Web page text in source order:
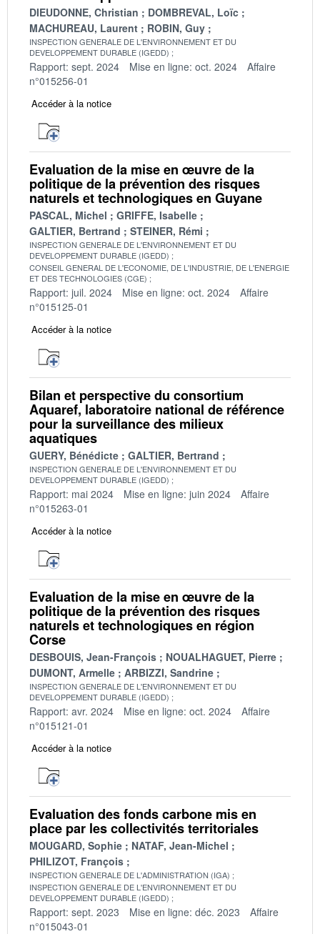
DIEUDONNE, Christian
DOMBREVAL, Loïc
MACHUREAU, Laurent
ROBIN, Guy
INSPECTION GENERALE DE L'ENVIRONNEMENT ET DU
DEVELOPPEMENT DURABLE (IGEDD)
Rapport: sept. 2024 Mise en ligne: oct. 2024
Affaire
n°015256-01
Accéder à la notice
Evaluation de la mise en œuvre de la
politique de la prévention des risques
naturels et technologiques en Guyane
PASCAL, Michel
GRIFFE, Isabelle
GALTIER, Bertrand
STEINER, Rémi
INSPECTION GENERALE DE L'ENVIRONNEMENT ET DU
DEVELOPPEMENT DURABLE (IGEDD)
CONSEIL GENERAL DE L'ECONOMIE, DE L'INDUSTRIE, DE L'ENERGIE
ET DES TECHNOLOGIES (CGE)
Rapport: juil. 2024 Mise en ligne: oct. 2024
Affaire
n°015125-01
Accéder à la notice
Bilan et perspective du consortium
Aquaref, laboratoire national de référence
pour la surveillance des milieux
aquatiques
GUERY, Bénédicte GALTIER, Bertrand
INSPECTION GENERALE DE L'ENVIRONNEMENT ET DU
DEVELOPPEMENT DURABLE (IGEDD)
Rapport: mai 2024 Mise en ligne: juin 2024
Affaire
n°015263-01
Accéder à la notice
Evaluation de la mise en œuvre de la
politique de la prévention des risques
naturels et technologiques en région
Corse
DESBOUIS, Jean-François
NOUALHAGUET, Pierre
DUMONT, Armelle
ARBIZZI, Sandrine
INSPECTION GENERALE DE L'ENVIRONNEMENT ET DU
DEVELOPPEMENT DURABLE (IGEDD)
Rapport: avr. 2024 Mise en ligne: oct. 2024
Affaire
n°015121-01
Accéder à la notice
Evaluation des fonds carbone mis en
place par les collectivités territoriales
MOUGARD, Sophie
NATAF, Jean-Michel
PHILIZOT, François
INSPECTION GENERALE DE L'ADMINISTRATION (IGA)
INSPECTION GENERALE DE L'ENVIRONNEMENT ET DU
DEVELOPPEMENT DURABLE (IGEDD)
Rapport: sept. 2023 Mise en ligne: déc. 2023
Affaire
n°015043-01